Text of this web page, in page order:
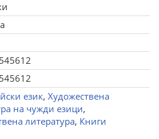
език, Художествена
на чужди езици,
литература, Книги